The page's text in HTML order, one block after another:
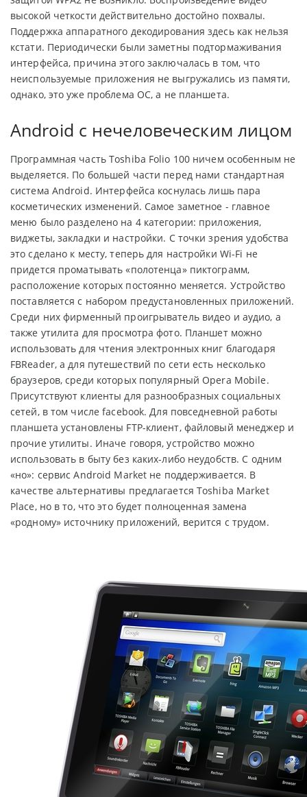
высокой четкости действительно достойно похвалы.
Поддержка аппаратного декодирования здесь как нельзя
кстати. Периодически были заметны подтормаживания
интерфейса, причина этого заключалась в том, что
неиспользуемые приложения не выгружались из памяти,
однако, это уже проблема ОС, а не планшета.
Android с нечеловеческим лицом
Программная часть Toshiba Folio 100 ничем особенным не
выделяется. По большей части перед нами стандартная
система Android. Интерфейса коснулась лишь пара
косметических изменений. Самое заметное - главное
меню было разделено на 4 категории: приложения,
виджеты, закладки и настройки. С точки зрения удобства
это сделано к месту, теперь для настройки Wi-Fi не
придется проматывать «полотенца» пиктограмм,
расположение которых постоянно меняется. Устройство
поставляется с набором предустановленных приложений.
Среди них фирменный проигрыватель видео и аудио, а
также утилита для просмотра фото. Планшет можно
использовать для чтения электронных книг благодаря
FBReader, а для путешествий по сети есть несколько
браузеров, среди которых популярный Opera Mobile.
Присутствуют клиенты для разнообразных социальных
сетей, в том числе facebook. Для повседневной работы
планшета установлены FTP-клиент, файловый менеджер и
прочие утилиты. Иначе говоря, устройство можно
использовать в быту без каких-либо неудобств. С одним
«но»: сервис Android Market не поддерживается. В
качестве альтернативы предлагается Toshiba Market
Place, но в то, что это будет полноценная замена
«родному» источнику приложений, верится с трудом.